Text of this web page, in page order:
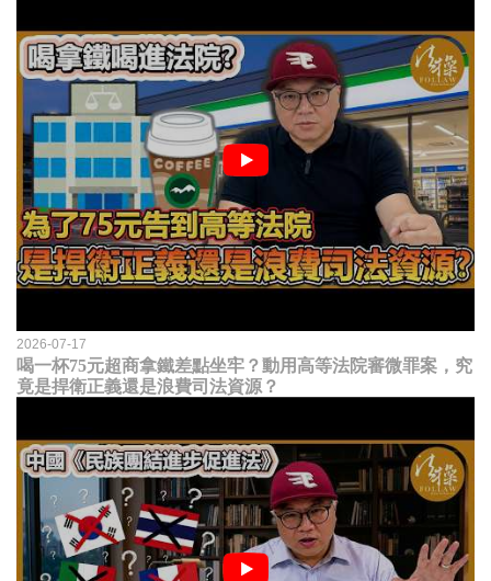
2026-07-17
喝一杯75元超商拿鐵差點坐牢？動用高等法院審微罪案，究
竟是捍衛正義還是浪費司法資源？